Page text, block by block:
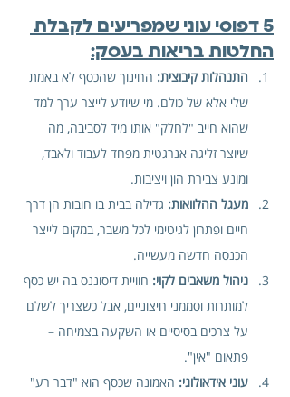
5 דפוסי עוני שמפריעים לקבלת
החלטות בריאות בעסק:
התנהלות קיבוצית: החינוך שהכסף לא באמת
שלי אלא של כולם. מי שיודע לייצר ערך למד
שהוא חייב "לחלק" אותו מיד לסביבה, מה
שיוצר זליגה אנרגטית מפחד לעבוד ולאבד,
ומונע צבירת הון ויציבות.
מעגל ההלוואות: גדילה בבית בו חובות הן דרך
חיים ופתרון לגיטימי לכל משבר, במקום לייצר
הכנסה חדשה מעשייה.
ניהול משאבים לקוי: חוויית דיסוננס בה יש כסף
למותרות וסממני חיצוניים, אבל כשצריך לשלם
על צרכים בסיסיים או השקעה בצמיחה –
פתאום "אין".
עוני אידאולוגי: האמונה שכסף הוא "דבר רע"